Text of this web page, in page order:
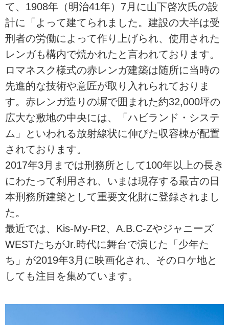
て、1908年（明治41年）7月に山下啓次氏の設
計に「よって建てられました。建設の大半は受
刑者の労働によって作り上げられ、使用された
レンガも構内で焼かれたと言われております。
ロマネスク様式の赤レンガ建築は随所に当時の
先進的な技術や意匠が取り入れられておりま
す。赤レンガ造りの塀で囲まれた約32,000坪の
広大な敷地の中央には、「ハビランド・システ
ム」といわれる放射線状に伸びた収容棟が配置
されております。
2017年3月までは刑務所として100年以上の長き
にわたって利用され、いまは現存する最古の日
本刑務所建築として重要文化財に登録されまし
た。
最近では、Kis-My-Ft2、A.B.C-Zやジャニーズ
WESTたちがJr.時代に舞台で演じた「少年た
ち」が2019年3月に映画化され、そのロケ地と
しても注目を集めています。